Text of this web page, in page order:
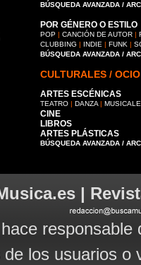
BÚSQUEDA AVANZADA /
POR GÉNERO O ESTILO
POP | CANCIÓN DE AUTOR |
CLUBBING | INDIE | FUNK |
BÚSQUEDA AVANZADA /
CULTURALES / OCIO
ARTES ESCÉNICAS
TEATRO | DANZA |
CINE
LIBROS
ARTES PLÁSTICAS
BÚSQUEDA AVANZADA /
|
los usuarios